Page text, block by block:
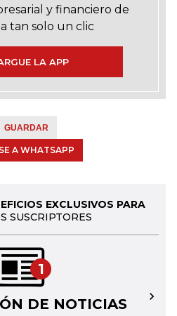
y financiero de
tan solo un clic
LA APP
GUARDAR
A WHATSAPP
EXCLUSIVOS PARA
SUSCRIPTORES
1
DE NOTICIAS →